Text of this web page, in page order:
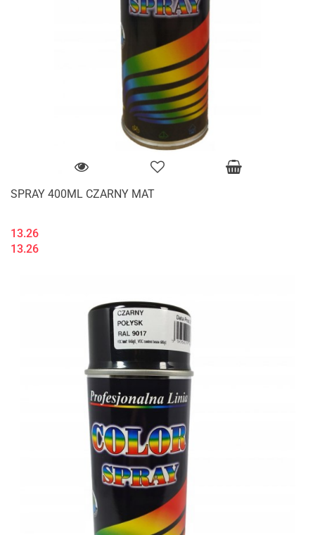
SPRAY 400ML CZARNY MAT
13.26
13.26